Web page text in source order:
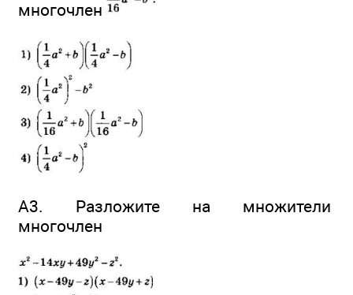
многочлен
А3. Разложите на множители
многочлен